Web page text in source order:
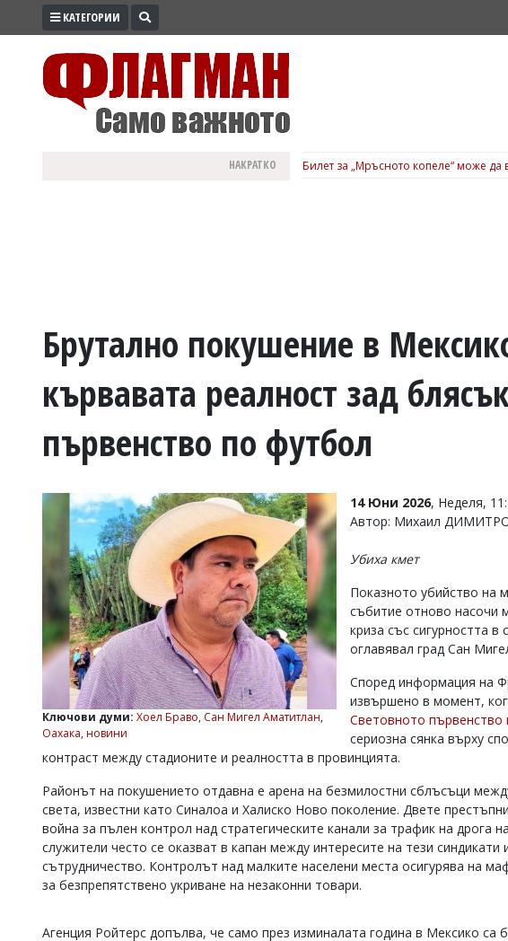
ПРОМО
ВОЙНАТА
УКРАЙНА
РАЗСЛЕДВАНЕ
БИЗНЕС
Управители:
Веселин
v.vasilev@flagman.bg
Касабова,
k.kassabova@flagman.bg
Главен
редактор:
Колев,
office@flagman.bg
Коментарите
статиите
въвеждат
КАТЕГОРИИ
НАКРАТКО Билет за „Мръсното копеле“ може да
Брутално покушение в
кървавата реалност зад
първенство по футбол
Ключови думи: Хоел Браво, Сан Мигел Аматитлан,
Оахака, новини
14 Юни 2026, Неделя,
Автор: Михаил
Убиха кмет
Показното убийство на
събитие отново насочи
криза със сигурността
оглавявал град Сан
Според информация на
извършено в момент,
Световното първенство
сериозна сянка върху
контраст между стадионите и реалността в провинцията.
Районът на покушението отдавна е арена на безмилостни сблъсъци
света, известни като Синалоа и Халиско Ново поколение. Двете
война за пълен контрол над стратегическите канали за трафик на дрога
служители често се оказват в капан между интересите на тези
сътрудничество. Контролът над малките населени места осигурява на
за безпрепятствено укриване на незаконни товари.
Агенция Ройтерс допълва, че само през изминалата година в Мексико са